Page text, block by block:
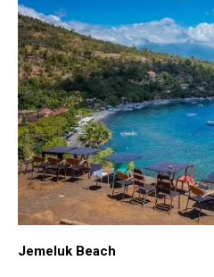
Jemeluk Beach